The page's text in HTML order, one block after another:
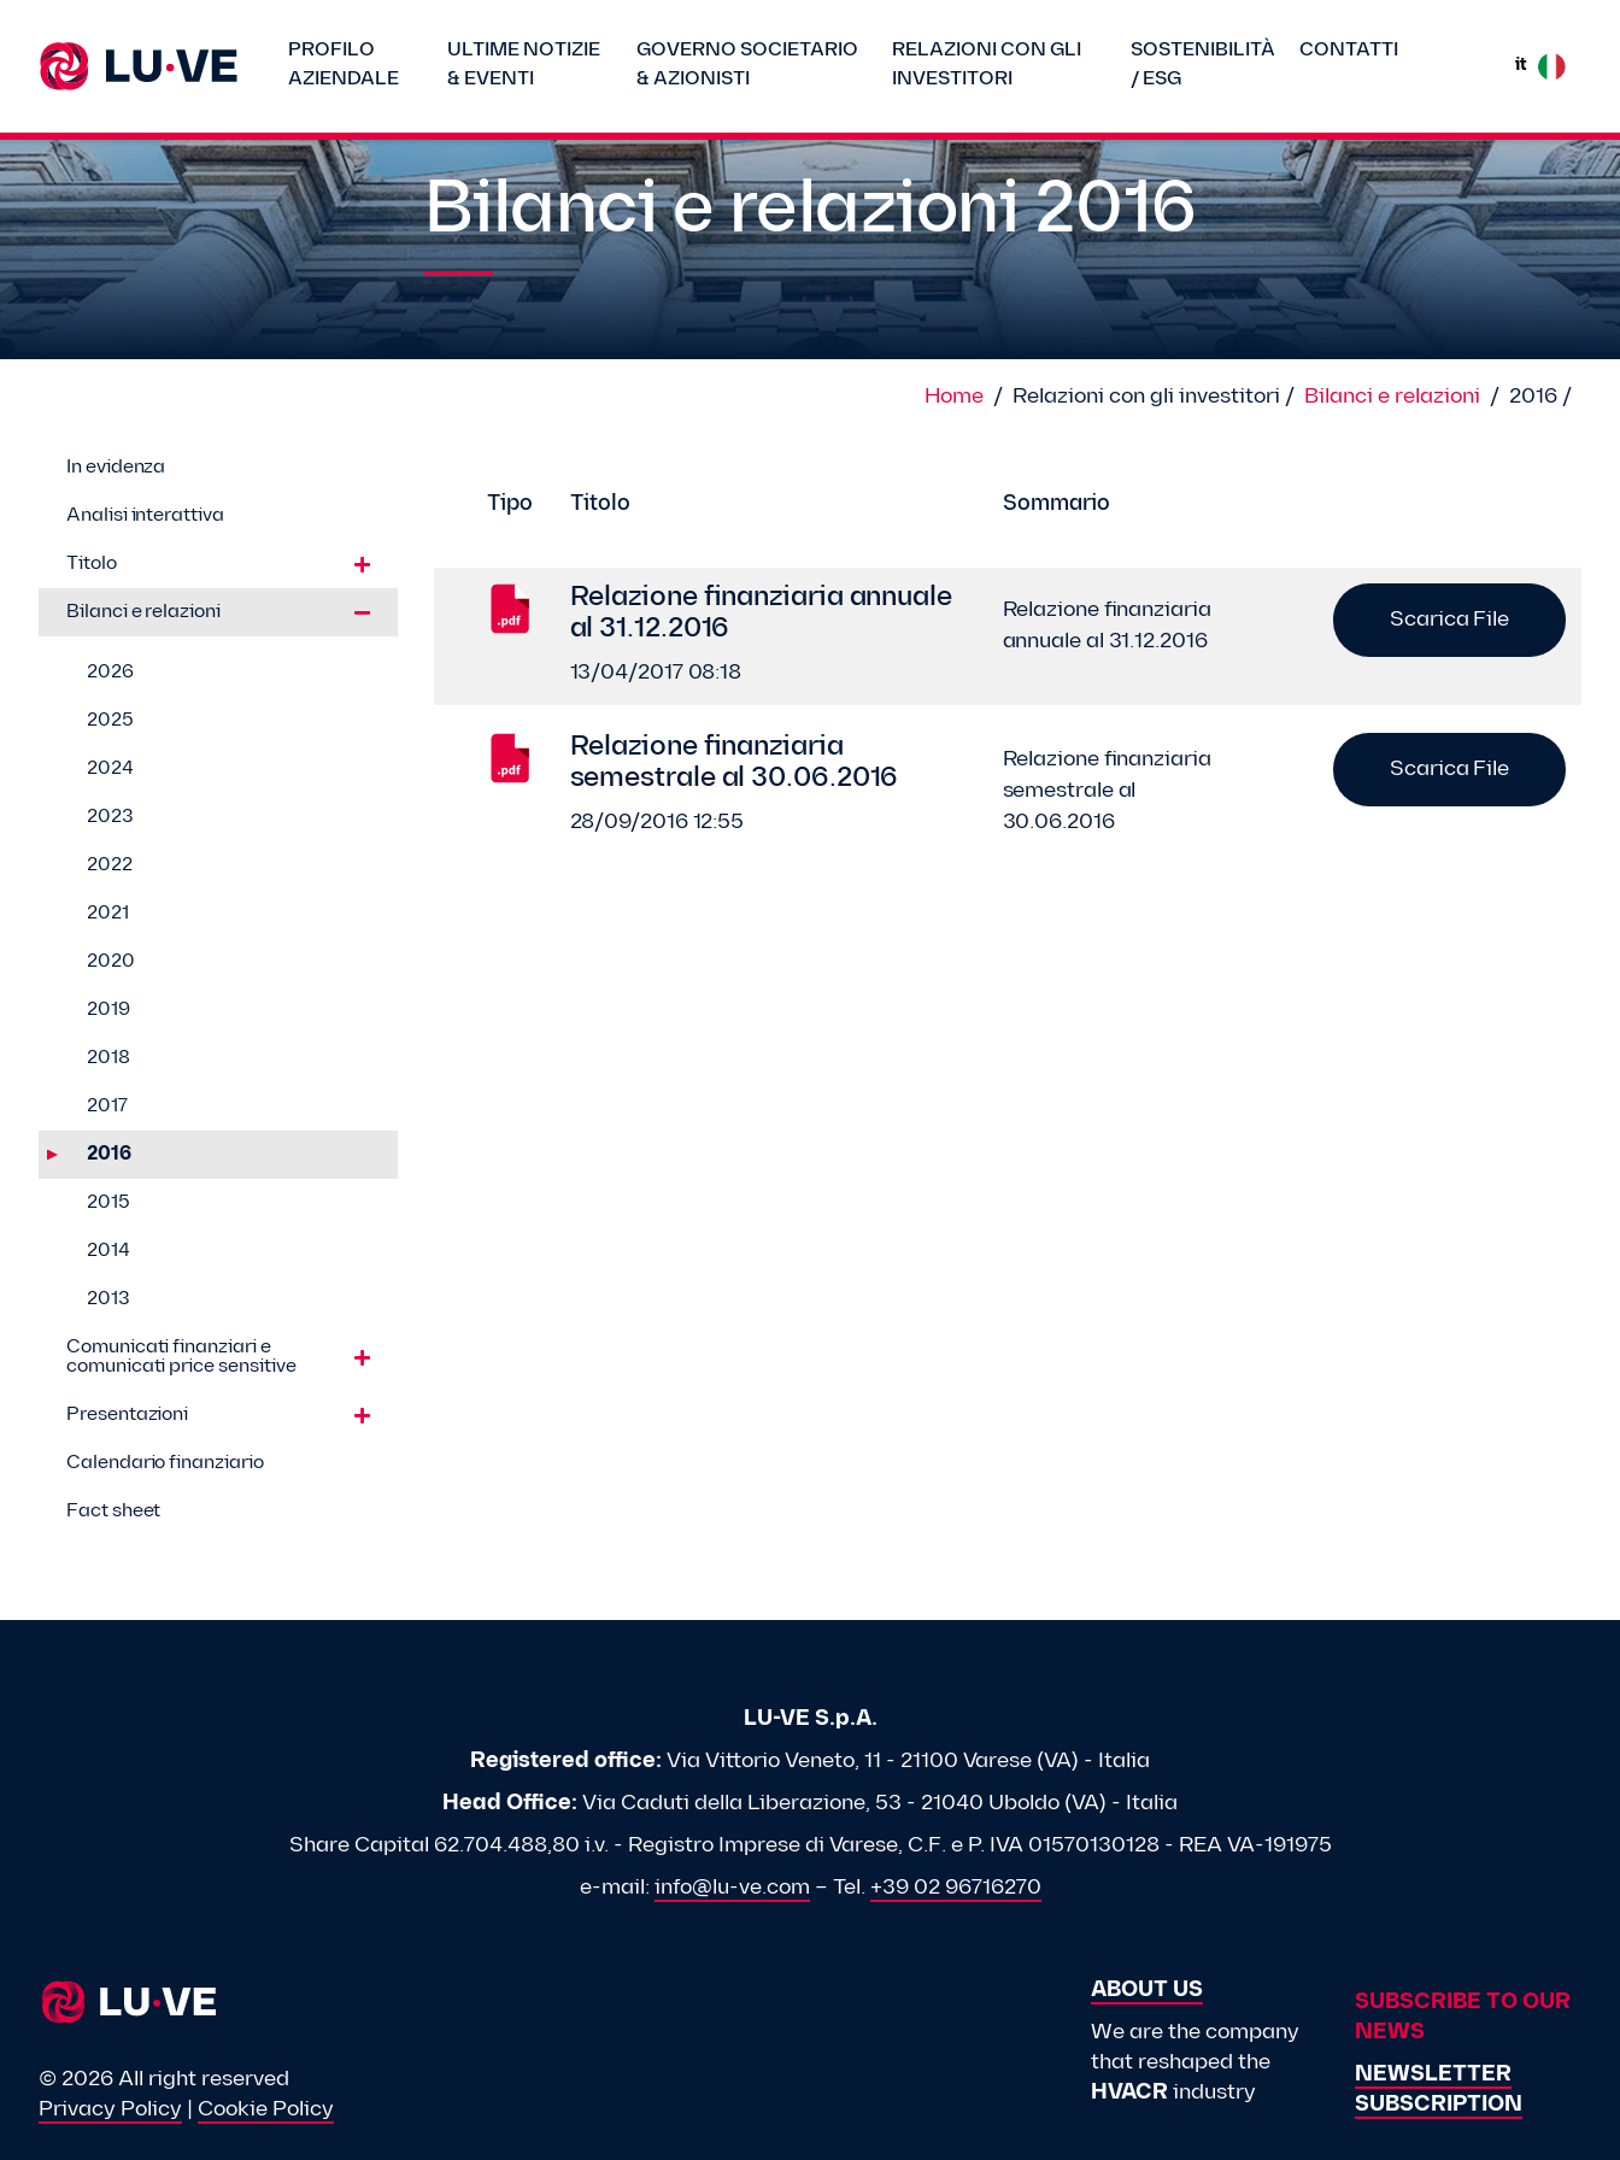
PROFILO
AZIENDALE
ULTIME NOTIZIE
& EVENTI
GOVERNO SOCIETARIO
& AZIONISTI
RELAZIONI CON GLI
INVESTITORI
SOSTENIBILITÀ
/ ESG
CONTATTI
it
Bilanci e relazioni 2016
Home / Relazioni con gli investitori / Bilanci e relazioni / 2016 /
In evidenza
Analisi interattiva
Titolo
Bilanci e relazioni
2026
2025
2024
2023
2022
2021
2020
2019
2018
2017
2016
2015
2014
2013
Comunicati finanziari e
comunicati price sensitive
Presentazioni
Calendario finanziario
Fact sheet
Tipo Titolo Sommario
Relazione finanziaria annuale
al 31.12.2016
13/04/2017 08:18
Relazione finanziaria
annuale al 31.12.2016
Scarica File
Relazione finanziaria
semestrale al 30.06.2016
28/09/2016 12:55
Relazione finanziaria
semestrale al
30.06.2016
Scarica File
LU-VE S.p.A.
Registered office: Via Vittorio Veneto, 11 - 21100 Varese (VA) - Italia
Head Office: Via Caduti della Liberazione, 53 - 21040 Uboldo (VA) - Italia
Share Capital 62.704.488,80 i.v. - Registro Imprese di Varese, C.F. e P. IVA 01570130128 - REA VA-191975
e-mail: info@lu-ve.com – Tel. +39 02 96716270
© 2026 All right reserved
Privacy Policy
Cookie Policy
ABOUT US
We are the company
that reshaped the
HVACR industry
SUBSCRIBE TO OUR
NEWS
NEWSLETTER
SUBSCRIPTION